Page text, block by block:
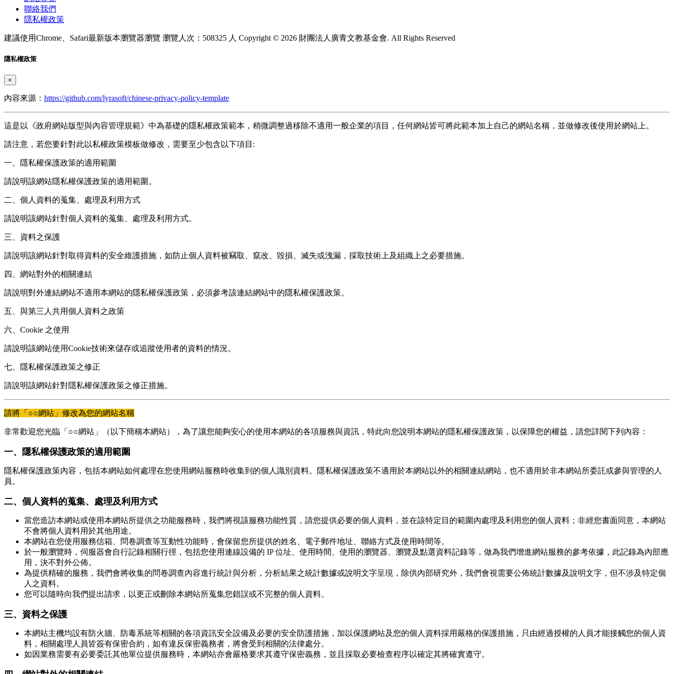
聯絡我們
隱私權政策
建議使用Chrome、Safari最新版本瀏覽器瀏覽 瀏覽人次：508325 人 Copyright © 2026 財團法人廣青文教基金會. All Rights Reserved
隱私權政策
×
內容來源： https://github.com/lyrasoft/chinese-privacy-policy-template
這是以《政府網站版型與內容管理規範》中為基礎的隱私權政策範本，稍微調整過移除不適用一般企業的項目，任何網站皆可將此範本加上自己的網站名稱，並做修改後使用於網站上。
請注意，若您要針對此以私權政策模板做修改，需要至少包含以下項目:
一、隱私權保護政策的適用範圍
請說明該網站隱私權保護政策的適用範圍。
二、個人資料的蒐集、處理及利用方式
請說明該網站針對個人資料的蒐集、處理及利用方式。
三、資料之保護
請說明該網站針對取得資料的安全維護措施，如防止個人資料被竊取、竄改、毀損、滅失或洩漏，採取技術上及組織上之必要措施。
四、網站對外的相關連結
請說明對外連結網站不適用本網站的隱私權保護政策，必須參考該連結網站中的隱私權保護政策。
五、與第三人共用個人資料之政策
六、Cookie 之使用
請說明該網站使用Cookie技術來儲存或追蹤使用者的資料的情況。
七、隱私權保護政策之修正
請說明該網站針對隱私權保護政策之修正措施。
請將「○○網站」修改為您的網站名稱
非常歡迎您光臨「○○網站」（以下簡稱本網站），為了讓您能夠安心的使用本網站的各項服務與資訊，特此向您說明本網站的隱私權保護政策，以保障您的權益，請您詳閱下列內容：
一、隱私權保護政策的適用範圍
隱私權保護政策內容，包括本網站如何處理在您使用網站服務時收集到的個人識別資料。隱私權保護政策不適用於本網站以外的相關連結網站，也不適用於非本網站所委託或參與管理的人
員。
二、個人資料的蒐集、處理及利用方式
當您造訪本網站或使用本網站所提供之功能服務時，我們將視該服務功能性質，請您提供必要的個人資料，並在該特定目的範圍內處理及利用您的個人資料；非經您書面同意，本網站
不會將個人資料用於其他用途。
本網站在您使用服務信箱、問卷調查等互動性功能時，會保留您所提供的姓名、電子郵件地址、聯絡方式及使用時間等。
於一般瀏覽時，伺服器會自行記錄相關行徑，包括您使用連線設備的 IP 位址、使用時間、使用的瀏覽器、瀏覽及點選資料記錄等，做為我們增進網站服務的參考依據，此記錄為內部應
用，決不對外公佈。
為提供精確的服務，我們會將收集的問卷調查內容進行統計與分析，分析結果之統計數據或說明文字呈現，除供內部研究外，我們會視需要公佈統計數據及說明文字，但不涉及特定個
人之資料。
您可以隨時向我們提出請求，以更正或刪除本網站所蒐集您錯誤或不完整的個人資料。
三、資料之保護
本網站主機均設有防火牆、防毒系統等相關的各項資訊安全設備及必要的安全防護措施，加以保護網站及您的個人資料採用嚴格的保護措施，只由經過授權的人員才能接觸您的個人資
料，相關處理人員皆簽有保密合約，如有違反保密義務者，將會受到相關的法律處分。
如因業務需要有必要委託其他單位提供服務時，本網站亦會嚴格要求其遵守保密義務，並且採取必要檢查程序以確定其將確實遵守。